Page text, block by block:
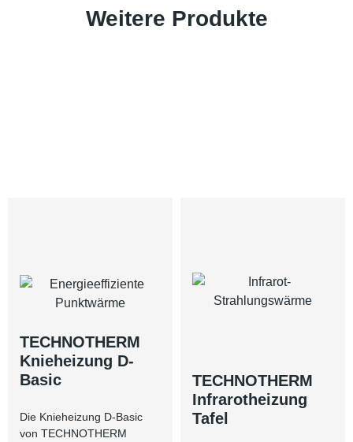
Weitere Produkte
TECHNOTHERM
Knieheizung D-
Basic
Die Knieheizung D-Basic
von TECHNOTHERM
TECHNOTHERM
Infrarotheizung
Tafel